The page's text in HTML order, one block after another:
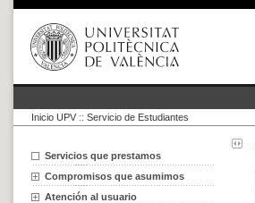
Inicio UPV :: Servicio de Estudiantes
Servicios que prestamos
Compromisos que asumimos
Atención al usuario